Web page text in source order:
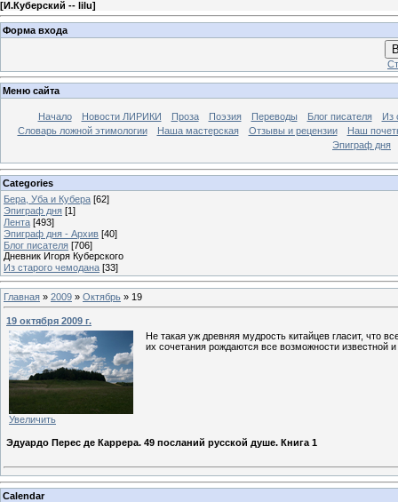
[И.Куберский -- lilu]
Форма входа
Меню сайта
Начало Новости ЛИРИКИ Проза Поэзия Переводы Блог писателя
Из
Словарь ложной этимологии
Наша мастерская Отзывы и рецензии
Наш
Эпиграф дня
Categories
Бера, Уба и Кубера [62]
Эпиграф дня [1]
Лента [493]
Эпиграф дня - Архив [40]
Блог писателя [706]
Дневник Игоря Куберского
Из старого чемодана [33]
Главная » 2009 » Октябрь » 19
19 октября 2009 г.
Увеличить
Не такая уж древняя мудрость китайцев гласит, что
их сочетания рождаются все возможности известной
Эдуардо Перес де Каррера. 49 посланий русской душе. Книга 1
Calendar